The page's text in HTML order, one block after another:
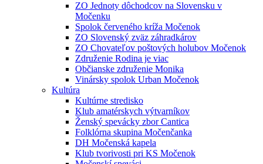
ZO Jednoty dôchodcov na Slovensku v
Močenku
Spolok červeného kríža Močenok
ZO Slovenský zväz záhradkárov
ZO Chovateľov poštových holubov Močenok
Združenie Rodina je viac
Občianske združenie Monika
Vinársky spolok Urban Močenok
Kultúra
Kultúrne stredisko
Klub amatérskych výtvarníkov
Ženský spevácky zbor Cantica
Folklórna skupina Močenčanka
DH Močenská kapela
Klub tvorivosti pri KS Močenok